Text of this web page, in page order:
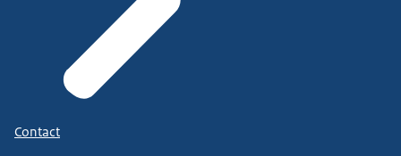
Contact